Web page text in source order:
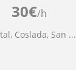
30€/h
Coslada, San ...